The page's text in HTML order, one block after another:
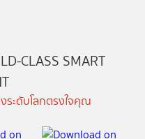
CLASS SMART
ระดับโลกตรงใจคุณ